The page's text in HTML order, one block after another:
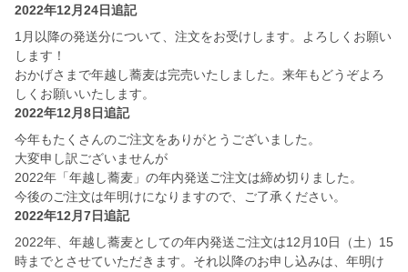
2022年12月24日追記
1月以降の発送分について、注文をお受けします。よろしくお願い
します！
おかげさまで年越し蕎麦は完売いたしました。来年もどうぞよろ
しくお願いいたします。
2022年12月8日追記
今年もたくさんのご注文をありがとうございました。
大変申し訳ございませんが
2022年「年越し蕎麦」の年内発送ご注文は締め切りました。
今後のご注文は年明けになりますので、ご了承ください。
2022年12月7日追記
2022年、年越し蕎麦としての年内発送ご注文は12月10日（土）15
時までとさせていただきます。それ以降のお申し込みは、年明け